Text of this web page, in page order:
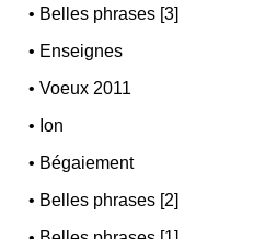
• Belles phrases [3]
• Enseignes
•Voeux 2011
• Ion
• Bégaiement
• Belles phrases [2]